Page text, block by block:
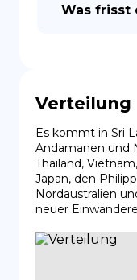
Was frisst
Verteilung
Es kommt in Sri
Andamanen und
Thailand,
Japan, den
Nordaustralien
neuer